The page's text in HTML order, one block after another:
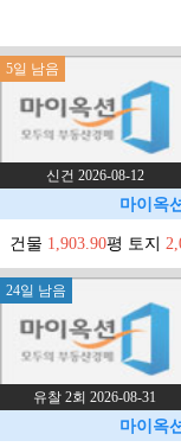
5일 남음
신건 2026-08-12
마이옥
건물 1,903.90평 토지
24일 남음
유찰 2회 2026-08-31
마이옥